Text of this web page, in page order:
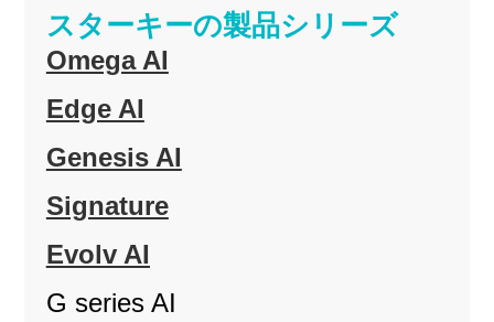
スターキーの製品シリーズ
Omega AI
Edge AI
Genesis AI
Signature
Evolv AI
G series AI